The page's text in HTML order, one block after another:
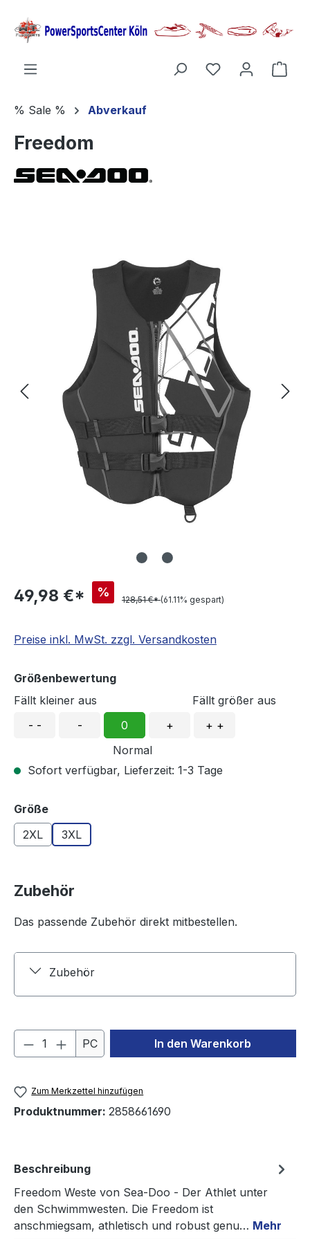
springen
% Sale % Abverkauf
Freedom
49,98 €* %
128,51 €*(61.11% gespart)
Preise inkl. MwSt. zzgl. Versandkosten
Größenbewertung
Fällt kleiner aus
Fällt größer aus
- -
- 0 +
+ +
Normal
Sofort verfügbar, Lieferzeit: 1-3 Tage
Größeauswählen
2XL
3XL
Zubehör
Das passende Zubehör direkt mitbestellen.
Zubehör
Produkt Anzahl: Gib den
PC In den Warenkorb
Zum Merkzettel hinzufügen
Produktnummer: 2858661690
Beschreibung
Freedom Weste von Sea-Doo - Der Athlet unter
den Schwimmwesten. Die Freedom ist
anschmiegsam, athletisch und robust genu… Mehr